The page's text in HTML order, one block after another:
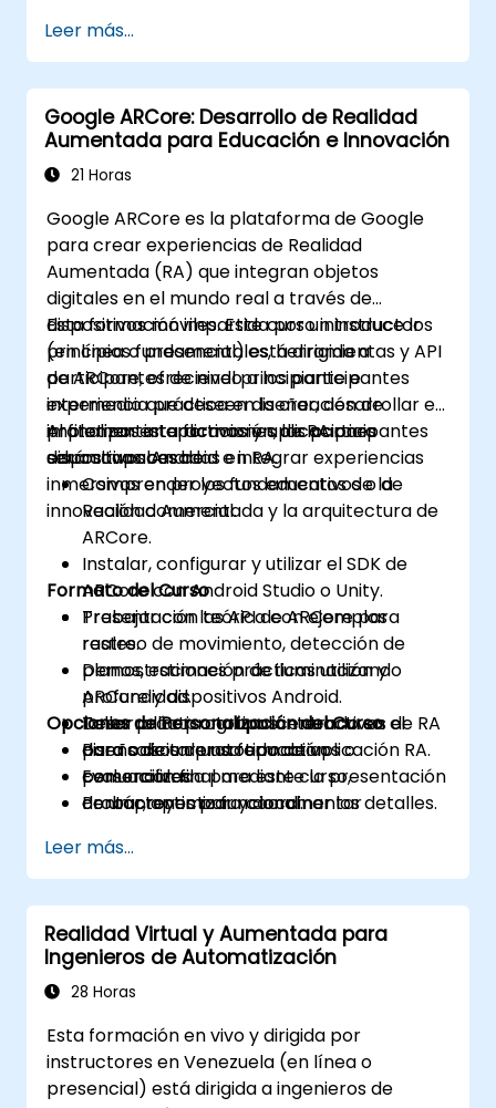
complejas en realidad aumentada.
Integrar la realidad aumentada con el
diseño geométrico en su práctica
profesional.
Leer más...
Google ARCore: Desarrollo de Realidad
Aumentada para Educación e Innovación
21 Horas
Google ARCore es la plataforma de Google
para crear experiencias de Realidad
Aumentada (RA) que integran objetos
digitales en el mundo real a través de
dispositivos móviles. Este curso introduce los
principios fundamentales, herramientas y API
de ARCore, ofreciendo a los participantes
experiencia práctica en la creación de
prototipos interactivos y aplicaciones
educativas basadas en RA.
Esta formación impartida por un instructor
(en línea o presencial) está dirigida a
participantes de nivel principiante e
intermedio que deseen diseñar, desarrollar e
implementar aplicaciones de RA para
dispositivos Android e integrar experiencias
inmersivas en proyectos educativos o de
innovación comercial.
Al finalizar esta formación, los participantes
serán capaces de:
Comprender los fundamentos de la
Realidad Aumentada y la arquitectura de
ARCore.
Instalar, configurar y utilizar el SDK de
ARCore con Android Studio o Unity.
Trabajar con las API de ARCore para
rastreo de movimiento, detección de
planos, estimación de iluminación y
profundidad.
Desarrollar prototipos interactivos de RA
para casos de uso educativos o
comerciales.
Probar, optimizar y documentar
implementación en dispositivos móviles.
Formato del Curso
Presentación teórica con ejemplos
reales.
Demostraciones prácticas utilizando
ARCore y dispositivos Android.
Taller práctico grupal centrado en el
diseño de un prototipo de aplicación RA.
Evaluación final mediante la presentación
de un proyecto funcional.
Opciones de Personalización del Curso
Para solicitar una formación
personalizada para este curso,
contáctenos para coordinar los detalles.
Leer más...
Realidad Virtual y Aumentada para
Ingenieros de Automatización
28 Horas
Esta formación en vivo y dirigida por
instructores en Venezuela (en línea o
presencial) está dirigida a ingenieros de